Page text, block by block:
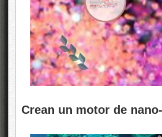
Crean un motor de